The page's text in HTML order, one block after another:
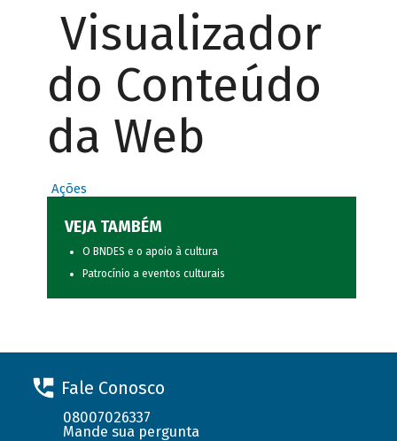
Visualizador
do Conteúdo
da Web
Ações
VEJA TAMBÉM
O BNDES e o apoio à cultura
Patrocínio a eventos culturais
Fale Conosco
08007026337
Mande sua pergunta